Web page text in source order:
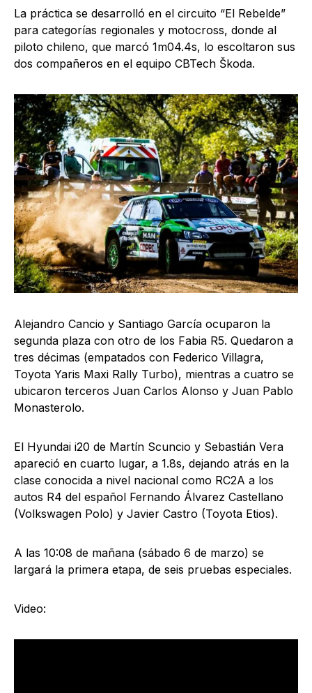
La práctica se desarrolló en el circuito “El Rebelde”
para categorías regionales y motocross, donde al
piloto chileno, que marcó 1m04.4s, lo escoltaron sus
dos compañeros en el equipo CBTech Škoda.
Alejandro Cancio y Santiago García ocuparon la
segunda plaza con otro de los Fabia R5. Quedaron a
tres décimas (empatados con Federico Villagra,
Toyota Yaris Maxi Rally Turbo), mientras a cuatro se
ubicaron terceros Juan Carlos Alonso y Juan Pablo
Monasterolo.
El Hyundai i20 de Martín Scuncio y Sebastián Vera
apareció en cuarto lugar, a 1.8s, dejando atrás en la
clase conocida a nivel nacional como RC2A a los
autos R4 del español Fernando Álvarez Castellano
(Volkswagen Polo) y Javier Castro (Toyota Etios).
A las 10:08 de mañana (sábado 6 de marzo) se
largará la primera etapa, de seis pruebas especiales.
Video: